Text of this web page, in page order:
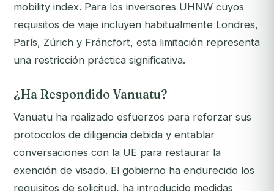
mobility index. Para los inversores UHNW cuyos
requisitos de viaje incluyen habitualmente Londres,
París, Zúrich y Fráncfort, esta limitación representa
una restricción práctica significativa.
¿Ha Respondido Vanuatu?
Vanuatu ha realizado esfuerzos para reforzar sus
protocolos de diligencia debida y entablar
conversaciones con la UE para restaurar la
exención de visado. El gobierno ha endurecido los
requisitos de solicitud, ha introducido medidas